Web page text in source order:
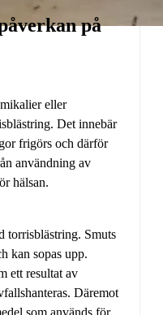
på
eller
Det innebär
frigörs och därför
användning av
hälsan.
torrisblästring. Smuts
kan sopas upp.
ett resultat av
Däremot
som används för